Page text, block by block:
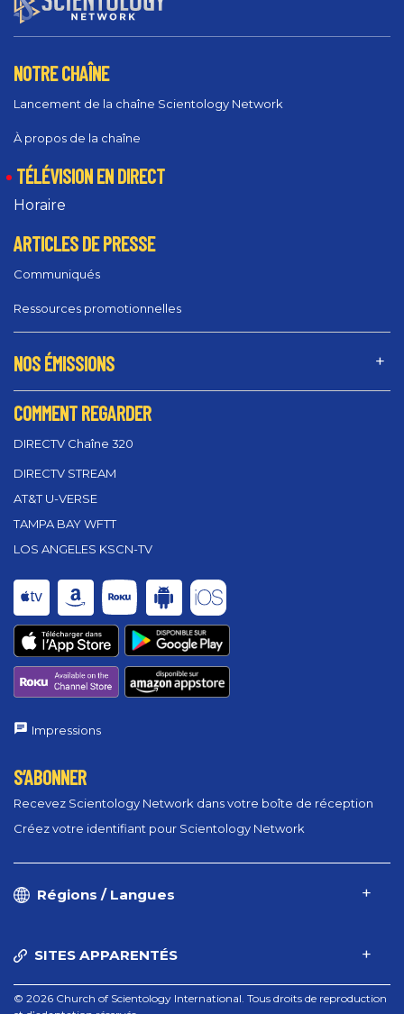
NOTRE CHAÎNE
Lancement de la chaîne Scientology Network
À propos de la chaîne
TÉLÉVISION EN DIRECT
Horaire
ARTICLES DE PRESSE
Communiqués
Ressources promotionnelles
NOS ÉMISSIONS
COMMENT REGARDER
DIRECTV Chaîne 320
DIRECTV STREAM
AT&T U-VERSE
TAMPA BAY WFTT
LOS ANGELES KSCN-TV
Impressions
S’ABONNER
Recevez Scientology Network dans votre boîte de réception
Créez votre identifiant pour Scientology Network
Régions / Langues
SITES APPARENTÉS
© 2026 Church of Scientology International. Tous droits de reproduction